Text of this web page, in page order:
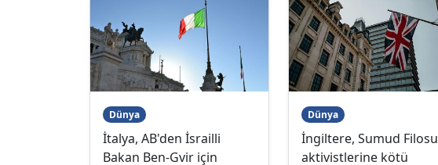
Dünya
İtalya, AB'den İsrailli
Bakan Ben-Gvir için
Dünya
İngiltere, Sumud Filosu
aktivistlerine kötü